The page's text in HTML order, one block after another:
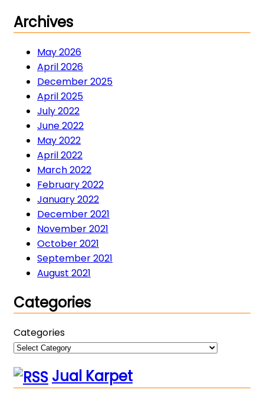
Archives
May 2026
April 2026
December 2025
April 2025
July 2022
June 2022
May 2022
April 2022
March 2022
February 2022
January 2022
December 2021
November 2021
October 2021
September 2021
August 2021
Categories
Categories
Jual Karpet